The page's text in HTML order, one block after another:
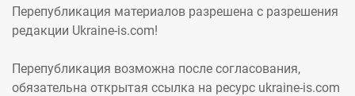
Перепубликация материалов разрешена с разрешения
редакции Ukraine-is.com!
Перепубликация возможна после согласования,
обязательна открытая ссылка на ресурс ukraine-is.com